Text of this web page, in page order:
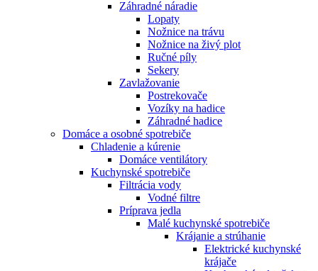
Záhradné náradie
Lopaty
Nožnice na trávu
Nožnice na živý plot
Ručné píly
Sekery
Zavlažovanie
Postrekovače
Vozíky na hadice
Záhradné hadice
Domáce a osobné spotrebiče
Chladenie a kúrenie
Domáce ventilátory
Kuchynské spotrebiče
Filtrácia vody
Vodné filtre
Príprava jedla
Malé kuchynské spotrebiče
Krájanie a strúhanie
Elektrické kuchynské
krájače